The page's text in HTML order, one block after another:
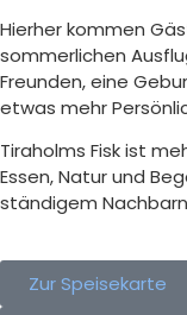
Hierher kommen
sommerlichen
Freunden, eine
etwas mehr
Tiraholms Fisk ist
Essen, Natur und
ständigem
Zur Speisekarte